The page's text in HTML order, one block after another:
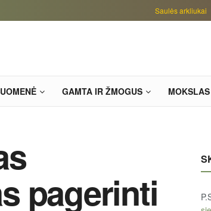
Saulės arkliukai
GAMTA IR ŽMOGUS MOKSLAS
pagerinti